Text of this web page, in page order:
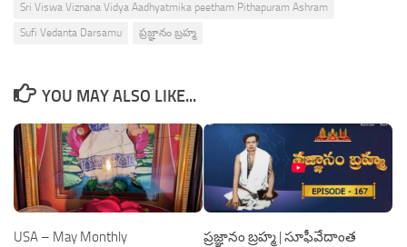
Sri Viswa Viznana Vidya Aadhyatmika peetham Pithapuram Ashram
Sufi Vedanta Darsamu
ప్రజ్ఞానం బ్రహ్మ
YOU MAY ALSO LIKE...
USA – May Monthly
ప్రజ్ఞానం బ్రహ్మ | సూఫీవేదాంత